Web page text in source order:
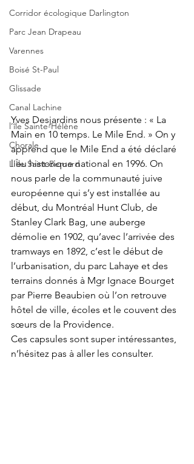
Corridor écologique Darlington
Parc Jean Drapeau
Varennes
Boisé St-Paul
Glissade
Canal Lachine
l’île Sainte-Hélène
Chorale
L'Île Saint-Bernard
Yves Desjardins nous présente : « La
Main en 10 temps. Le Mile End. » On y
apprend que le Mile End a été déclaré
lieu historique national en 1996. On
nous parle de la communauté juive
européenne qui s’y est installée au
début, du Montréal Hunt Club, de
Stanley Clark Bag, une auberge
démolie en 1902, qu’avec l’arrivée des
tramways en 1892, c’est le début de
l’urbanisation, du parc Lahaye et des
terrains donnés à Mgr Ignace Bourget
par Pierre Beaubien où l’on retrouve
hôtel de ville, écoles et le couvent des
sœurs de la Providence.
Ces capsules sont super intéressantes,
n’hésitez pas à aller les consulter.